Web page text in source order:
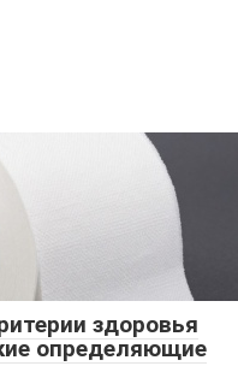
здоровья
определяющие